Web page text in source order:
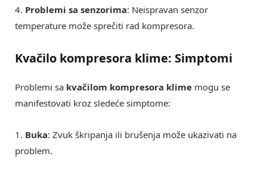
4. Problemi sa senzorima: Neispravan senzor
temperature može sprečiti rad kompresora.
Kvačilo kompresora klime: Simptomi
Problemi sa kvačilom kompresora klime mogu se
manifestovati kroz sledeće simptome:
1. Buka: Zvuk škripanja ili brušenja može ukazivati na
problem.